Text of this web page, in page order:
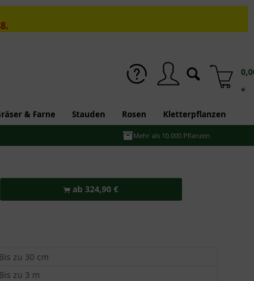
*
& Farne Stauden Rosen Kletterpflanzen
Mehr als 10.000 Pflanzen
ab 324,90 €
Bis zu 30 cm
Bis zu 3 m